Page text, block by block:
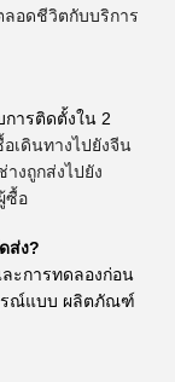
ลอดชีวิตกับบริการ
ารติดตั้งใน 2
เดินทางไปยังจีน
งถูกส่งไปยัง
ซื้อ
ส่ง?
ะการทดลองก่อน
รณ์แบบ ผลิตภัณฑ์